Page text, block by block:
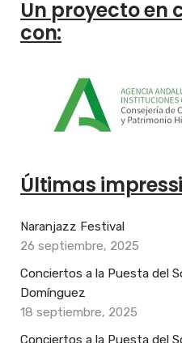
Un proyecto en
con:
Últimas
Naranjazz Festival
26 septiembre, 2025
Conciertos a la Puesta del
Domínguez
18 septiembre, 2025